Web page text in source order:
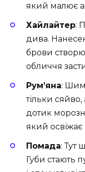
який малює
Хайлайтер:
дива.
брови
обличчя
Рум’яна:
тільки сяйво,
дотик
який
Помада: Тут
Губи стають